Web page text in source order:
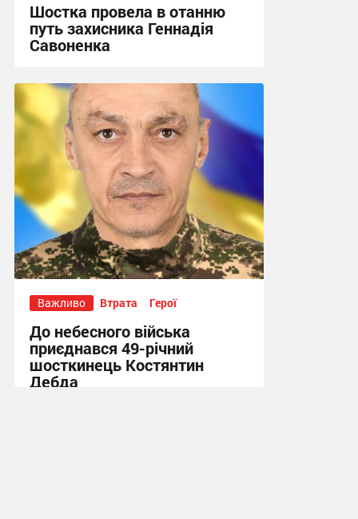
Шостка провела в отанню
путь захисника Геннадія
Савоненка
14:28, 24.07.2026
Важливо Втрата Герої
До небесного війська
приєднався 49-річний
шосткинець Костянтин
Дебда